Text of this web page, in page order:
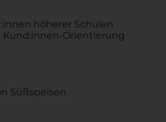
höherer Schulen
Orientierung
Süßspeisen